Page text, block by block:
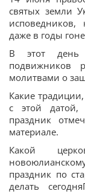
святых земли
исповедников,
даже в годы
В этот день
подвижников
молитвами о
Какие
с этой датой,
праздник
материале.
Какой
праздник по
делать